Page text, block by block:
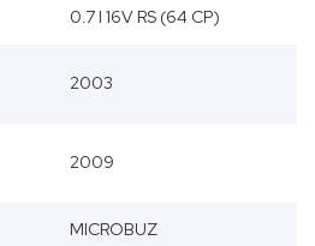
0.7 I 16V RS (64 CP)
2003
2009
MICROBUZ